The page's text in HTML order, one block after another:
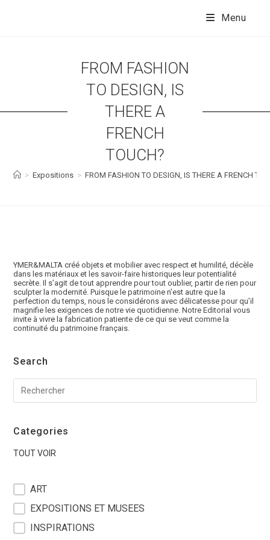
Menu
FROM FASHION
TO DESIGN, IS
THERE A
FRENCH
TOUCH?
> Expositions > FROM FASHION TO DESIGN, IS THERE A FRENCH
YMER&MALTA créé objets et mobilier avec respect et humilité, décèle
dans les matériaux et les savoir-faire historiques leur potentialité
secrète. Il s’agit de tout apprendre pour tout oublier, partir de rien pour
sculpter la modernité. Puisque le patrimoine n’est autre que la
perfection du temps, nous le considérons avec délicatesse pour qu’il
magnifie les exigences de notre vie quotidienne. Notre Editorial vous
invite à vivre la fabrication patiente de ce qui se veut comme la
continuité du patrimoine français.
Search
Categories
TOUT VOIR
filter blog
ART
EXPOSITIONS ET MUSEES
INSPIRATIONS